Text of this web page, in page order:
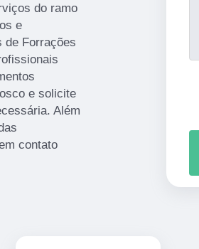
do ramo
e
de Forrações
e solicite
Além
contato